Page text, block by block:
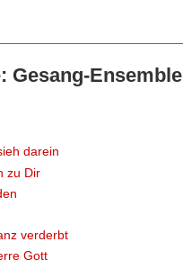
Gesang-Ensemble
darein
zu Dir
verderbt
Gott